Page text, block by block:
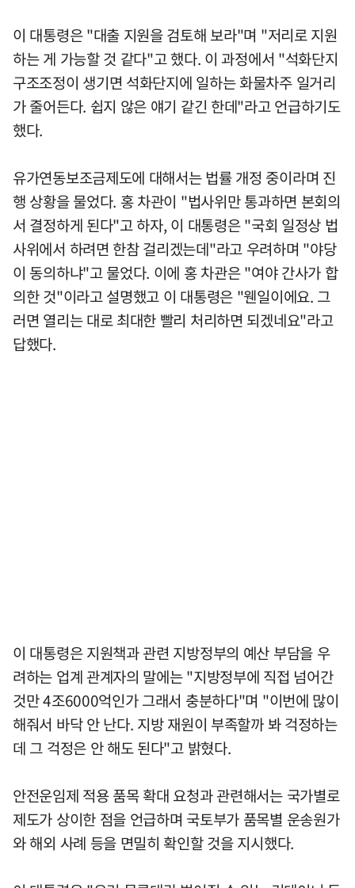
이 대통령은 "대출 지원을 검토해 보라"며 "저리로 지원
하는 게 가능할 것 같다"고 했다. 이 과정에서 "석화단지
구조조정이 생기면 석화단지에 일하는 화물차주 일거리
가 줄어든다. 쉽지 않은 얘기 같긴 한데"라고 언급하기도
했다.
유가연동보조금제도에 대해서는 법률 개정 중이라며 진
행 상황을 물었다. 홍 차관이 "법사위만 통과하면 본회의
서 결정하게 된다"고 하자, 이 대통령은 "국회 일정상 법
사위에서 하려면 한참 걸리겠는데"라고 우려하며 "야당
이 동의하냐"고 물었다. 이에 홍 차관은 "여야 간사가 합
의한 것"이라고 설명했고 이 대통령은 "웬일이에요. 그
러면 열리는 대로 최대한 빨리 처리하면 되겠네요"라고
답했다.
이 대통령은 지원책과 관련 지방정부의 예산 부담을 우
려하는 업계 관계자의 말에는 "지방정부에 직접 넘어간
것만 4조6000억인가 그래서 충분하다"며 "이번에 많이
해줘서 바닥 안 난다. 지방 재원이 부족할까 봐 걱정하는
데 그 걱정은 안 해도 된다"고 밝혔다.
안전운임제 적용 품목 확대 요청과 관련해서는 국가별로
제도가 상이한 점을 언급하며 국토부가 품목별 운송원가
와 해외 사례 등을 면밀히 확인할 것을 지시했다.